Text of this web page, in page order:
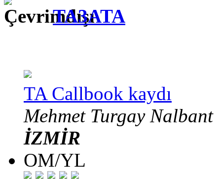
TA3ATA
TA Callbook kaydı
Mehmet Turgay Nalbant
İZMİR
OM/YL